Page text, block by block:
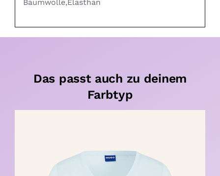
Baumwolle,Elasthan
Das passt auch zu deinem
Farbtyp